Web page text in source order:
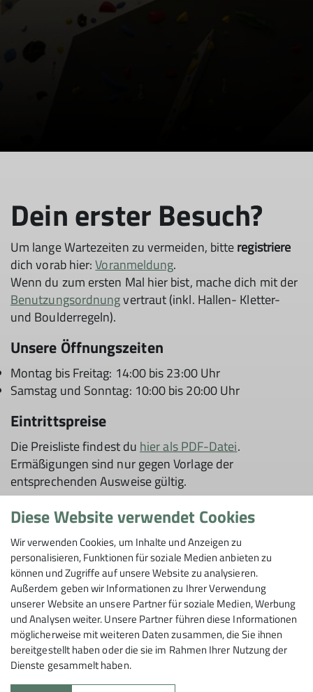
Dein erster Besuch?
Um lange Wartezeiten zu vermeiden, bitteregistriere
dich vorab hier:Voranmeldung.
Wenn du zum ersten Mal hier bist, mache dich mit der
Benutzungsordnungvertraut (inkl. Hallen- Kletter-
und Boulderregeln).
Unsere Öffnungszeiten
Montag bis Freitag: 14:00 bis 23:00 Uhr
Samstag und Sonntag: 10:00 bis 20:00 Uhr
Eintrittspreise
Die Preisliste findest du hier als PDF-Datei.
Ermäßigungen sind nur gegen Vorlage der
entsprechenden Ausweise gültig.
DAV Alpinzentrum Schorndorf
Richard-Kapphan-Straße 10
73614 Schorndorf
Diese Website verwendet Cookies
Wir verwenden Cookies, um Inhalte und Anzeigen zu
personalisieren, Funktionen für soziale Medien anbieten zu
können und Zugriffe auf unsere Website zu analysieren.
Außerdem geben wir Informationen zu Ihrer Verwendung
unserer Website an unsere Partner für soziale Medien, Werbung
und Analysen weiter. Unsere Partner führen diese Informationen
möglicherweise mit weiteren Daten zusammen, die Sie ihnen
bereitgestellt haben oder die sie im Rahmen Ihrer Nutzung der
Dienste gesammelt haben.